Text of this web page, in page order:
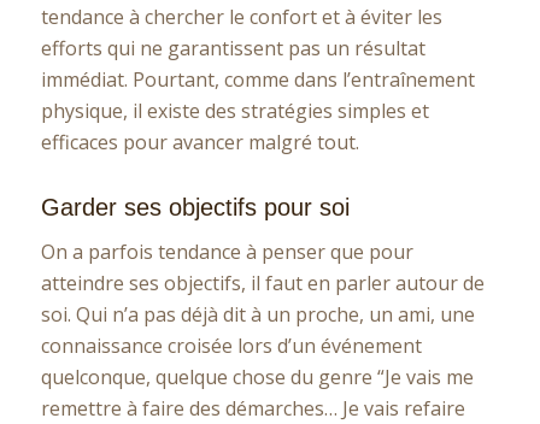
tendance à chercher le confort et à éviter les
efforts qui ne garantissent pas un résultat
immédiat. Pourtant, comme dans l’entraînement
physique, il existe des stratégies simples et
efficaces pour avancer malgré tout.
Garder ses objectifs pour soi
On a parfois tendance à penser que pour
atteindre ses objectifs, il faut en parler autour de
soi. Qui n’a pas déjà dit à un proche, un ami, une
connaissance croisée lors d’un événement
quelconque, quelque chose du genre “Je vais me
remettre à faire des démarches… Je vais refaire